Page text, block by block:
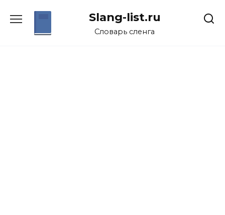
Slang-list.ru
Словарь сленга